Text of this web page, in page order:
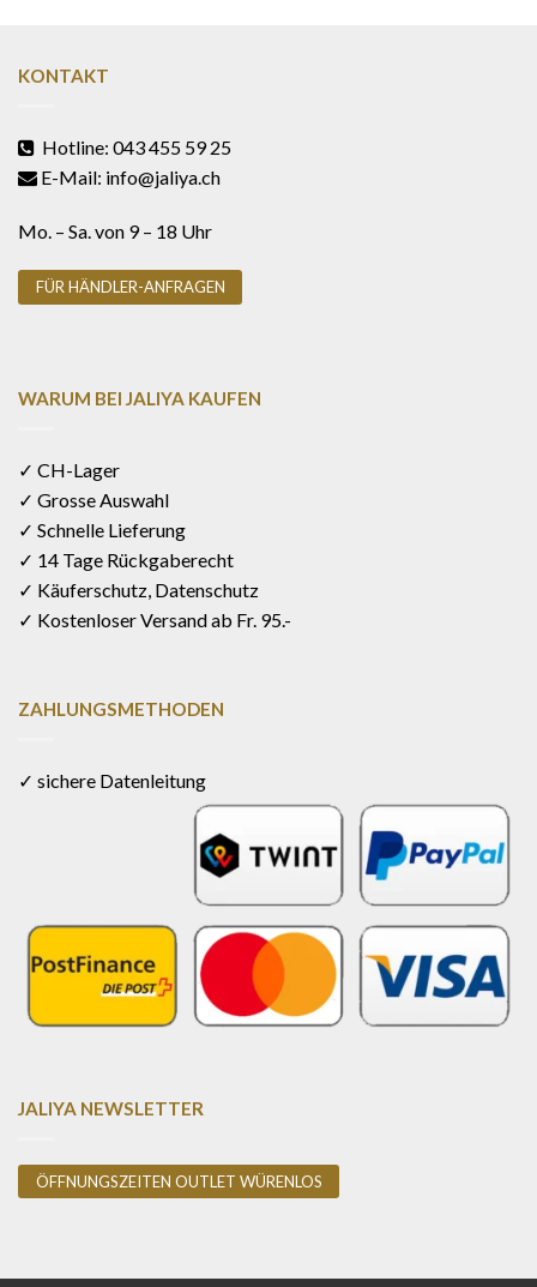
KONTAKT
Hotline: 043 455 59 25
E-Mail: info@jaliya.ch
Mo. – Sa. von 9 – 18 Uhr
FÜR HÄNDLER-ANFRAGEN
WARUM BEI JALIYA KAUFEN
✓ CH-Lager
✓ Grosse Auswahl
✓ Schnelle Lieferung
✓ 14 Tage Rückgaberecht
✓ Käuferschutz, Datenschutz
✓ Kostenloser Versand ab Fr. 95.-
ZAHLUNGSMETHODEN
✓ sichere Datenleitung
JALIYA NEWSLETTER
ÖFFNUNGSZEITEN OUTLET WÜRENLOS